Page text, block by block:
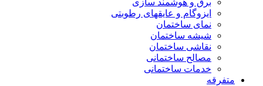
برق و هوشمند سازی
ایزوگام و عایقهای رطوبتی
نمای ساختمان
شیشه ساختمان
نقاشی ساختمان
مصالح ساختمانی
خدمات ساختمانی